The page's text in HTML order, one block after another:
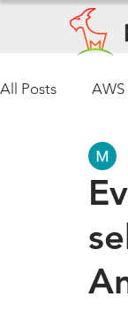
All Posts AWS
regulasi